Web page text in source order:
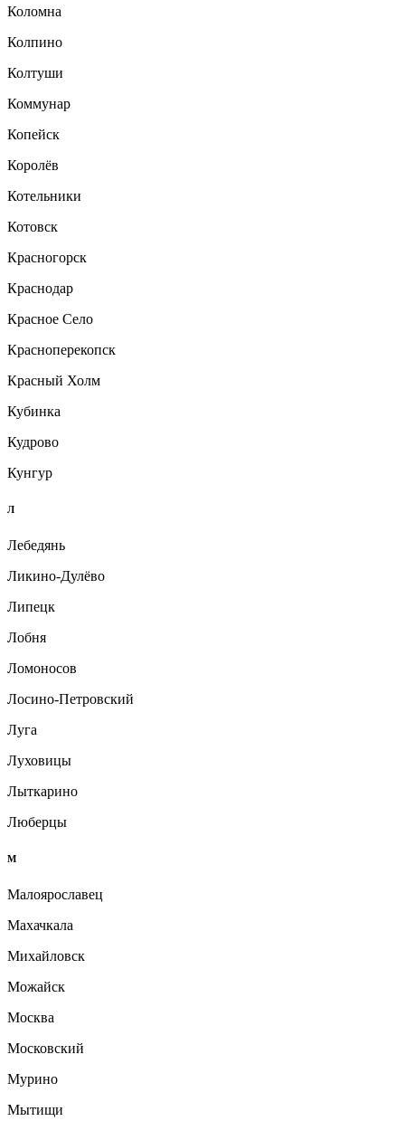
Коломна
Колпино
Колтуши
Коммунар
Копейск
Королёв
Котельники
Котовск
Красногорск
Краснодар
Красное Село
Красноперекопск
Красный Холм
Кубинка
Кудрово
Кунгур
Л
Лебедянь
Ликино-Дулёво
Липецк
Лобня
Ломоносов
Лосино-Петровский
Луга
Луховицы
Лыткарино
Люберцы
М
Малоярославец
Махачкала
Михайловск
Можайск
Москва
Московский
Мурино
Мытищи